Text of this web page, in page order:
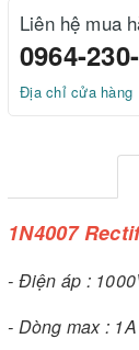
Liên hệ mua
0964-
Địa chỉ cửa hàng
1N4007
- Điện áp :
- Dòng max : 1A